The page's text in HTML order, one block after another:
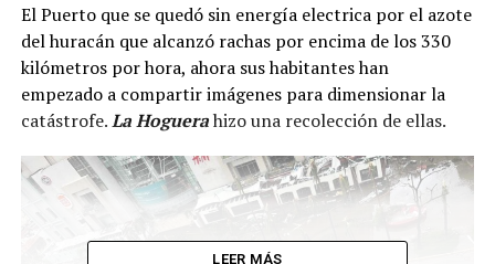
El Puerto que se quedó sin energía electrica por el azote
del huracán que alcanzó rachas por encima de los 330
kilómetros por hora, ahora sus habitantes han
empezado a compartir imágenes para dimensionar la
catástrofe.La Hoguerahizo una recolección de ellas.
LEER MÁS